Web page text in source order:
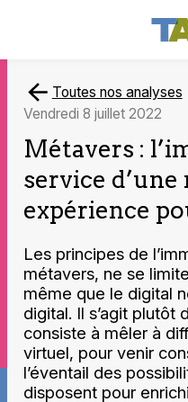
Toutes nos analyses
vendredi 8 juillet 2022
Métavers :
service
expérience
Les principes de
métavers, ne se
même que le digital
digital. Il s’agit plutôt
consiste à mêler à
virtuel, pour venir
l’éventail des
disposent pour